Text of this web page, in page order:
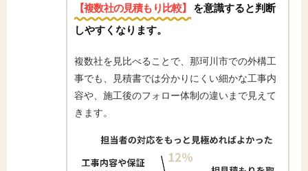
【複数社の見積もり比較】
を意識すると判断
しやすくなります。
複数社を見比べることで、那珂川市での外構工
事でも、見積書では分かりにくい細かな工事内
容や、施工後のフォロー体制の違いまで見えて
きます。